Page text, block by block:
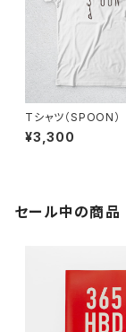
Tシャツ（SPOON）
¥3,300
セール中の商品